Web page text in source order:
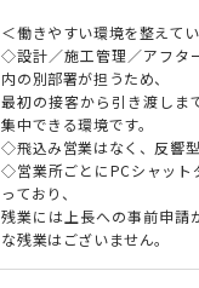
＜働きやすい環境を整えて
◇設計／施工管理／アフタ
内の別部署が担うため、
最初の接客から引き渡しま
集中できる環境です。
◇飛込み営業はなく、反響型
◇営業所ごとにPCシャット
っており、
残業には上長への事前申請
な残業はございません。